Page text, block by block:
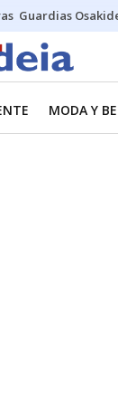
Guardias
MODA Y